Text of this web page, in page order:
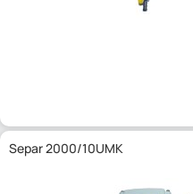
Separ 2000/10UMK